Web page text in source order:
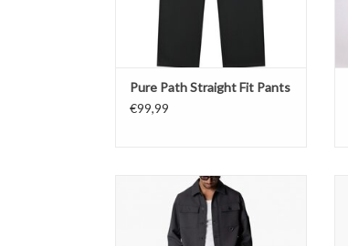
Pure Path Straight Fit Pants
€99,99
84% Polyester, 14% viscose, 2%
spandex
Regular fit
machinewas 30°C